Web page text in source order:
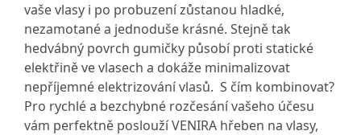
vaše vlasy i po probuzení zůstanou hladké,
nezamotané a jednoduše krásné. Stejně tak
hedvábný povrch gumičky působí proti statické
elektřině ve vlasech a dokáže minimalizovat
nepříjemné elektrizování vlasů. S čím kombinovat?
Pro rychlé a bezchybné rozčesání vašeho účesu
vám perfektně poslouží VENIRA hřeben na vlasy,